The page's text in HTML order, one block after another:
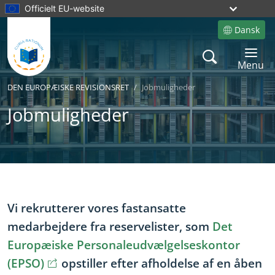
Officielt EU-website
Dansk
Site language
Search
Toggle
Menu
DEN EUROPÆISKE REVISIONSRET Jobmuligheder
Jobmuligheder
Vi rekrutterer vores fastansatte
medarbejdere fra reservelister, som Det
Europæiske Personaleudvælgelseskontor
(EPSO)
(opens in new window)
opstiller efter afholdelse af en åben